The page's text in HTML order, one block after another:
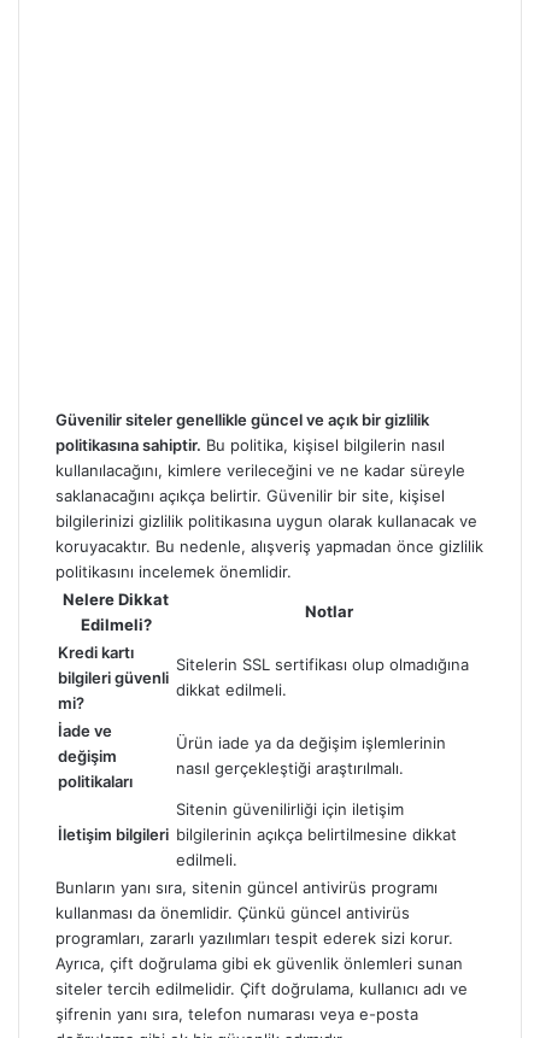
Güvenilir siteler genellikle güncel ve açık bir gizlilik
politikasına sahiptir. Bu politika, kişisel bilgilerin nasıl
kullanılacağını, kimlere verileceğini ve ne kadar süreyle
saklanacağını açıkça belirtir. Güvenilir bir site, kişisel
bilgilerinizi gizlilik politikasına uygun olarak kullanacak ve
koruyacaktır. Bu nedenle, alışveriş yapmadan önce gizlilik
politikasını incelemek önemlidir.
Nelere Dikkat
Edilmeli?
Notlar
Kredi kartı
bilgileri güvenli
mi?
Sitelerin SSL sertifikası olup olmadığına
dikkat edilmeli.
İade ve
değişim
politikaları
Ürün iade ya da değişim işlemlerinin
nasıl gerçekleştiği araştırılmalı.
İletişim bilgileri
Sitenin güvenilirliği için iletişim
bilgilerinin açıkça belirtilmesine dikkat
edilmeli.
Bunların yanı sıra, sitenin güncel antivirüs programı
kullanması da önemlidir. Çünkü güncel antivirüs
programları, zararlı yazılımları tespit ederek sizi korur.
Ayrıca, çift doğrulama gibi ek güvenlik önlemleri sunan
siteler tercih edilmelidir. Çift doğrulama, kullanıcı adı ve
şifrenin yanı sıra, telefon numarası veya e-posta